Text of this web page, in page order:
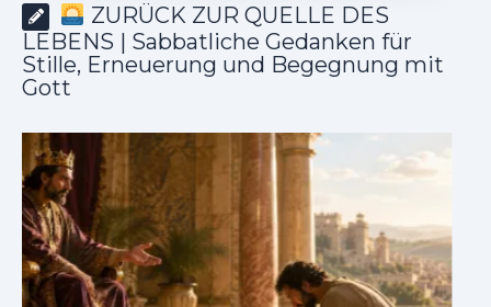
ZURÜCK ZUR QUELLE DES
LEBENS | Sabbatliche Gedanken für
Stille, Erneuerung und Begegnung mit
Gott